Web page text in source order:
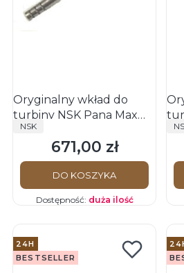
Oryginalny wkład do
turbiny NSK Pana Max
SU
PRODUCENT
NSK
Cena
671,00 zł
DO KOSZYKA
Dostępność: duża ilość
TU
24H
BESTSELLER